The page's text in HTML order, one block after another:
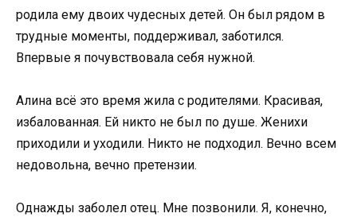
родила ему двоих чудесных детей. Он был рядом в
трудные моменты, поддерживал, заботился.
Впервые я почувствовала себя нужной.
Алина всё это время жила с родителями. Красивая,
избалованная. Ей никто не был по душе. Женихи
приходили и уходили. Никто не подходил. Вечно всем
недовольна, вечно претензии.
Однажды заболел отец. Мне позвонили. Я, конечно,